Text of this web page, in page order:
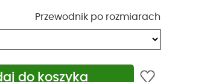
Przewodnik po rozmiarach
do koszyka